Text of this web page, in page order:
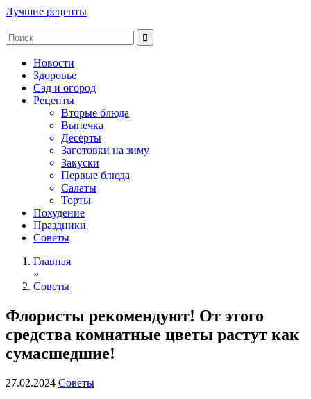
Лучшие рецепты
Новости
Здоровье
Сад и огород
Рецепты
Вторые блюда
Выпечка
Десерты
Заготовки на зиму
Закуски
Первые блюда
Салаты
Торты
Похудение
Праздники
Советы
Главная
»
Советы
Флористы рекомендуют! От этого
средства комнатные цветы растут как
сумасшедшие!
27.02.2024 Советы